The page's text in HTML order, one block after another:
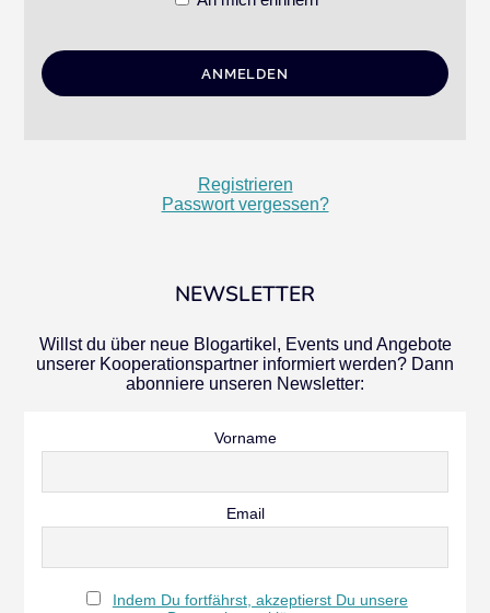
Registrieren
Passwort vergessen?
NEWSLETTER
Willst du über neue Blogartikel, Events und Angebote
unserer Kooperationspartner informiert werden? Dann
abonniere unseren Newsletter:
Vorname
Email
Indem Du fortfährst, akzeptierst Du unsere